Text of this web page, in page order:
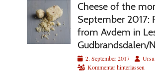
Cheese of the
September 2017:
from Avdem in
Gudbrandsdalen/
Veröffentlicht
am
2. September 2017 Autor
Kommentar hinterlassen